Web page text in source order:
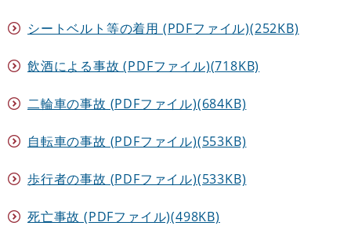
シートベルト等の着用 (PDFファイル)(252KB)
飲酒による事故 (PDFファイル)(718KB)
二輪車の事故 (PDFファイル)(684KB)
自転車の事故 (PDFファイル)(553KB)
歩行者の事故 (PDFファイル)(533KB)
死亡事故 (PDFファイル)(498KB)